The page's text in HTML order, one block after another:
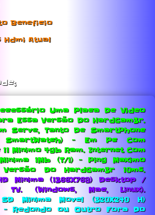
Beneficio
Hdmi Atual
Uma Placa De Video
Essa Versão Do HardGam3r.
Serve, Tanto De SmartPhone
SmartWatch) - Em Pc Com
Minimo 4gb Ram. Internet Com
1Mb (T/1) - Ping Maximo
Do HardGam3r 10ms.
Minima (1366X768) Desktop /
(Windows, Mac, Linux).
Minima Movel (320X240 H)
- Redondo ou Outro Fora Do